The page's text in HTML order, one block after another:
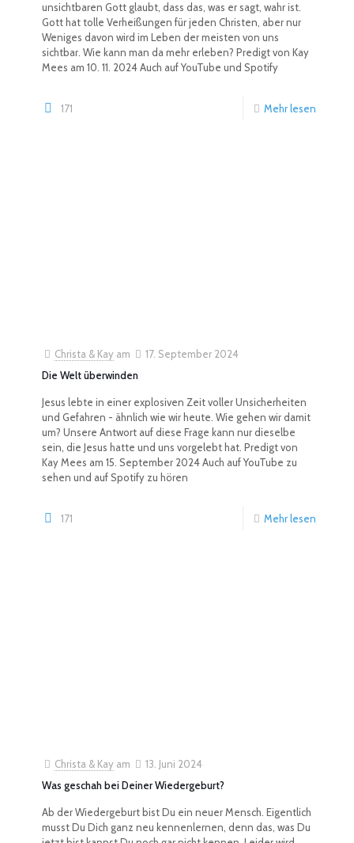
unsichtbaren Gott glaubt, dass das, was er sagt, wahr ist.
Gott hat tolle Verheißungen für jeden Christen, aber nur
Weniges davon wird im Leben der meisten von uns
sichtbar. Wie kann man da mehr erleben? Predigt von Kay
Mees am 10. 11. 2024 Auch auf YouTube und Spotify
171 Mehr lesen
Christa & Kay am
17. September 2024
Die Welt überwinden
Jesus lebte in einer explosiven Zeit voller Unsicherheiten
und Gefahren - ähnlich wie wir heute. Wie gehen wir damit
um? Unsere Antwort auf diese Frage kann nur dieselbe
sein, die Jesus hatte und uns vorgelebt hat. Predigt von
Kay Mees am 15. September 2024 Auch auf YouTube zu
sehen und auf Spotify zu hören
171 Mehr lesen
Christa & Kay am
13. Juni 2024
Was geschah bei Deiner Wiedergeburt?
Ab der Wiedergeburt bist Du ein neuer Mensch. Eigentlich
musst Du Dich ganz neu kennenlernen, denn das, was Du